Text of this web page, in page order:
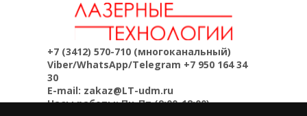
+7 (3412) 570-710 (многоканальный)
Viber/WhatsApp/Telegram +7 950 164 34
30
E-mail: zakaz@LT-udm.ru
Часы работы: Пн-Пт (9:00-18:00)